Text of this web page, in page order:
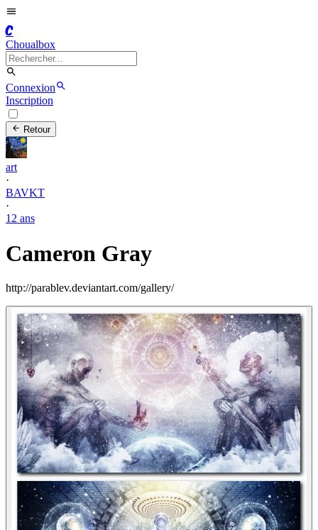
C
Choualbox
Connexion
Inscription
Retour
art
·
BAVKT
·
12 ans
Cameron Gray
http://parablev.deviantart.com/gallery/